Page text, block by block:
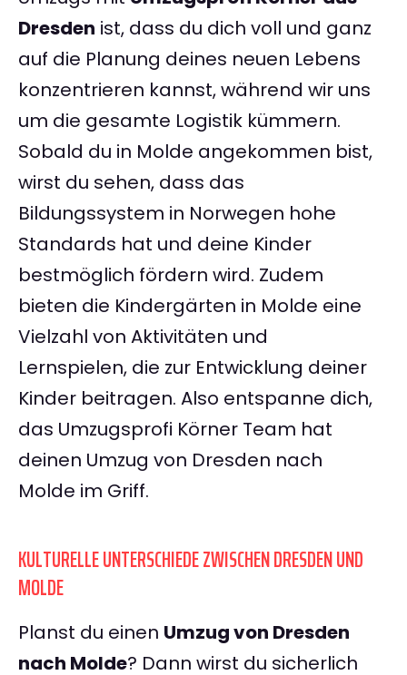
Dresden ist, dass du dich voll und ganz
auf die Planung deines neuen Lebens
konzentrieren kannst, während wir uns
um die gesamte Logistik kümmern.
Sobald du in Molde angekommen bist,
wirst du sehen, dass das
Bildungssystem in Norwegen hohe
Standards hat und deine Kinder
bestmöglich fördern wird. Zudem
bieten die Kindergärten in Molde eine
Vielzahl von Aktivitäten und
Lernspielen, die zur Entwicklung deiner
Kinder beitragen. Also entspanne dich,
das Umzugsprofi Körner Team hat
deinen Umzug von Dresden nach
Molde im Griff.
KULTURELLE UNTERSCHIEDE ZWISCHEN DRESDEN UND
MOLDE
Planst du einen Umzug von Dresden
nach Molde? Dann wirst du sicherlich